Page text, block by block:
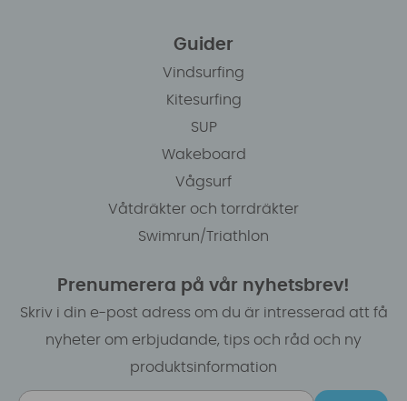
Guider
Vindsurfing
Kitesurfing
SUP
Wakeboard
Vågsurf
Våtdräkter och torrdräkter
Swimrun/Triathlon
Prenumerera på vår nyhetsbrev!
Skriv i din e-post adress om du är intresserad att få
nyheter om erbjudande, tips och råd och ny
produktsinformation